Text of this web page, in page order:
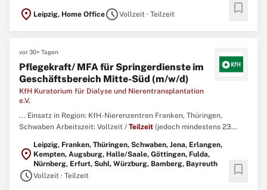
Johanniter Besetzungsdatum: zum nächstmöglichen Zeitpunkt Art
der Anstellung: Voll- oderTeilzeitStundenumfang: mind. 35
location_on Leipzig, Home OfficescheduleVollzeit · Teilzeit bookmark
vor 30+ Tagen
Pflegekraft/ MFA für Springerdienste im
Geschäftsbereich Mitte-Süd (m/w/d)
KfH Kuratorium für Dialyse und Nierentransplantation
e.V.
... Einsatz in Region: KfH-Nierenzentren Franken, Thüringen,
Schwaben Arbeitszeit: Vollzeit / Teilzeit (jedoch mindestens 23
Sie als Teil des Pflegeteams und unterstützen bei den vielfältigen
Aufgaben rund um die Versorgung unserer Dialysepatientinnen ...
location_on
Leipzig, Franken, Thüringen, Schwaben, Jena, Erlangen,
Kempten, Augsburg, Halle/Saale, Göttingen, Fulda,
Nürnberg, Erfurt, Suhl, Würzburg, Bamberg, Bayreuth
scheduleVollzeit · Teilzeit bookmark